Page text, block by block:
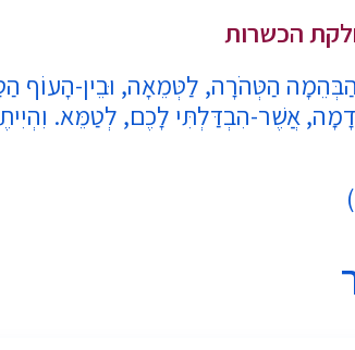
הכשרות
הַטְּהֹרָה, לַטְּמֵאָה, וּבֵין-הָעוֹף
אֲשֶׁר-הִבְדַּלְתִּי לָכֶם, לְטַמֵּא.